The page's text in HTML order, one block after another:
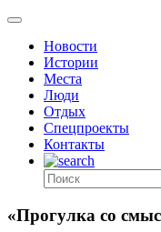
Новости
Истории
Места
Люди
Отдых
Спецпроекты
Контакты
«Прогулка со